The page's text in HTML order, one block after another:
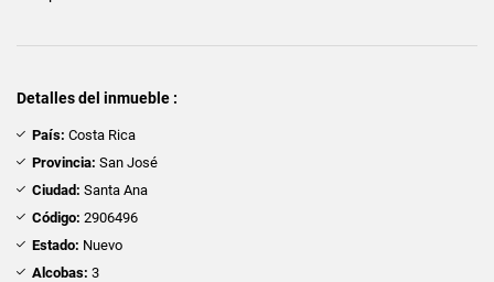
Detalles del inmueble :
País: Costa Rica
Provincia: San José
Ciudad: Santa Ana
Código: 2906496
Estado: Nuevo
Alcobas: 3